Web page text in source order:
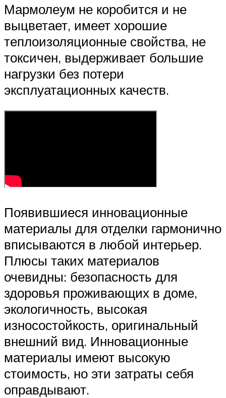
Мармолеум не коробится и не
выцветает, имеет хорошие
теплоизоляционные свойства, не
токсичен, выдерживает большие
нагрузки без потери
эксплуатационных качеств.
Появившиеся инновационные
материалы для отделки гармонично
вписываются в любой интерьер.
Плюсы таких материалов
очевидны: безопасность для
здоровья проживающих в доме,
экологичность, высокая
износостойкость, оригинальный
внешний вид. Инновационные
материалы имеют высокую
стоимость, но эти затраты себя
оправдывают.